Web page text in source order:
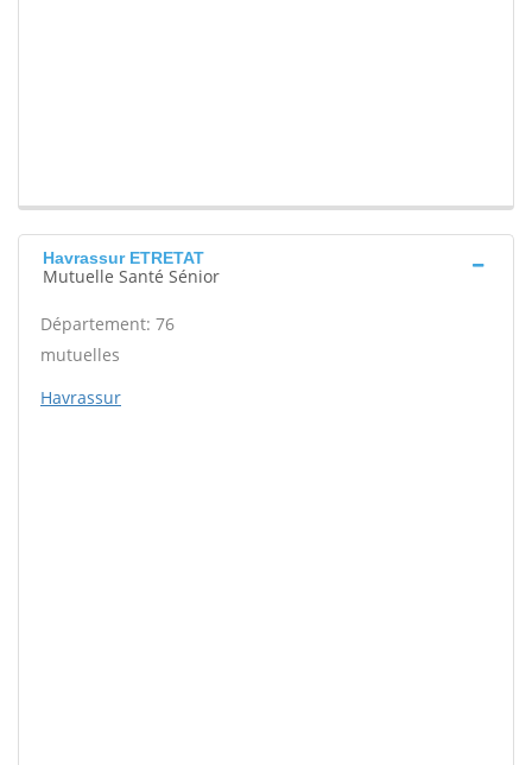
Havrassur ETRETAT
Mutuelle Santé Sénior
Département: 76
mutuelles
Havrassur